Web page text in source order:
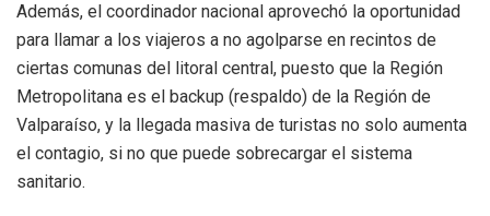
Además, el coordinador nacional aprovechó la oportunidad
para llamar a los viajeros a no agolparse en recintos de
ciertas comunas del litoral central, puesto que la Región
Metropolitana es el backup (respaldo) de la Región de
Valparaíso, y la llegada masiva de turistas no solo aumenta
el contagio, si no que puede sobrecargar el sistema
sanitario.